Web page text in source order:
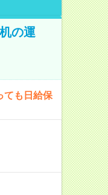
の運
ても日給保